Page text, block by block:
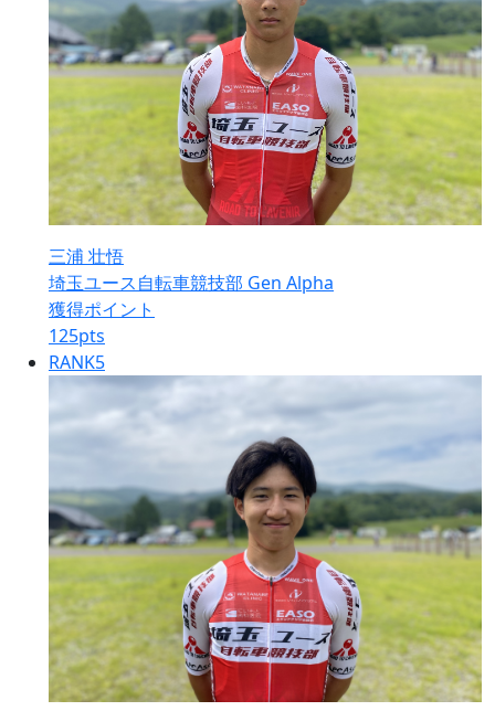
三浦 壮悟
埼玉ユース自転車競技部 Gen Alpha
獲得ポイント
125pts
RANK5